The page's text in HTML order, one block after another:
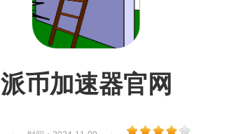
派币加速器官网